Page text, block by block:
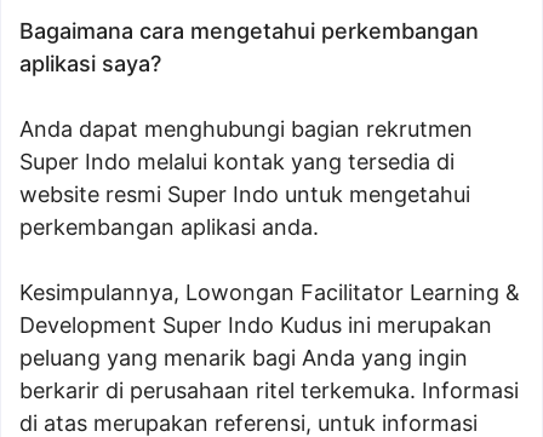
Bagaimana cara mengetahui perkembangan
aplikasi saya?
Anda dapat menghubungi bagian rekrutmen
Super Indo melalui kontak yang tersedia di
website resmi Super Indo untuk mengetahui
perkembangan aplikasi anda.
Kesimpulannya, Lowongan Facilitator Learning &
Development Super Indo Kudus ini merupakan
peluang yang menarik bagi Anda yang ingin
berkarir di perusahaan ritel terkemuka. Informasi
di atas merupakan referensi, untuk informasi